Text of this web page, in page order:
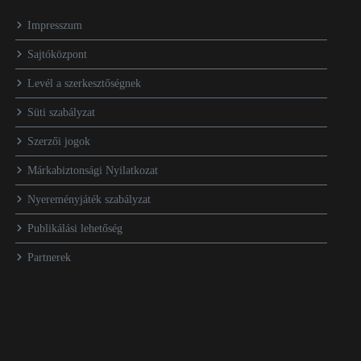
Impresszum
Sajtóközpont
Levél a szerkesztőségnek
Süti szabályzat
Szerzői jogok
Márkabiztonsági Nyilatkozat
Nyereményjáték szabályzat
Publikálási lehetőség
Partnerek